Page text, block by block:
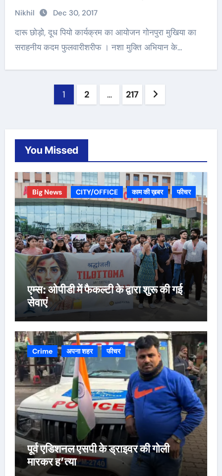
Nikhil Dec 30, 2017
दारू छोड़ो, दूध पियो कार्यक्रम का आयोजन गोनपुरा मुखिया का
सराहनीय कदम फुलवारीशरीफ । नशा मुक्ति अभियान के…
1 2 … 217
You Missed
Big News CITY/OFFICE काम की ख़बर फीचर
एम्स: ओपीडी में फैकल्टी के द्वारा शुरू की गई
सेवाएं
Crime अपना शहर फीचर
पूर्व एडिशनल एसपी के ड्राइवर की गोली
मारकर ह’त्या